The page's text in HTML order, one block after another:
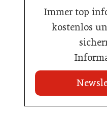
Immer top
kostenlos